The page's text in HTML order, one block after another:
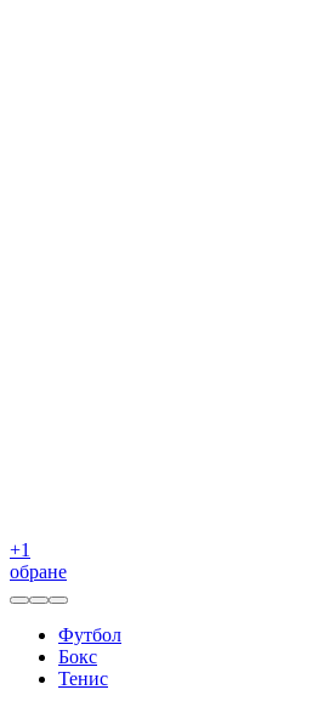
+1
обране
Футбол
Бокс
Тенис